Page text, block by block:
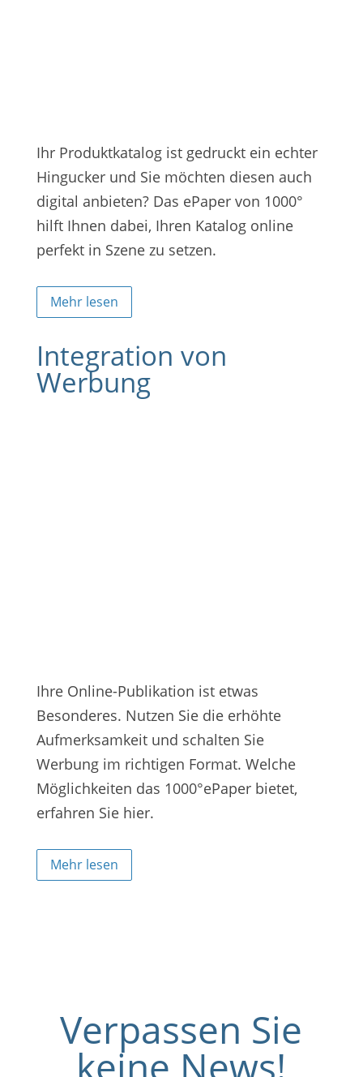
Ihr Produktkatalog ist gedruckt ein echter
Hingucker und Sie möchten diesen auch
digital anbieten? Das ePaper von 1000°
hilft Ihnen dabei, Ihren Katalog online
perfekt in Szene zu setzen.
Mehr lesen
Integration von
Werbung
Ihre Online-Publikation ist etwas
Besonderes. Nutzen Sie die erhöhte
Aufmerksamkeit und schalten Sie
Werbung im richtigen Format. Welche
Möglichkeiten das 1000°ePaper bietet,
erfahren Sie hier.
Mehr lesen
Verpassen Sie
keine News!